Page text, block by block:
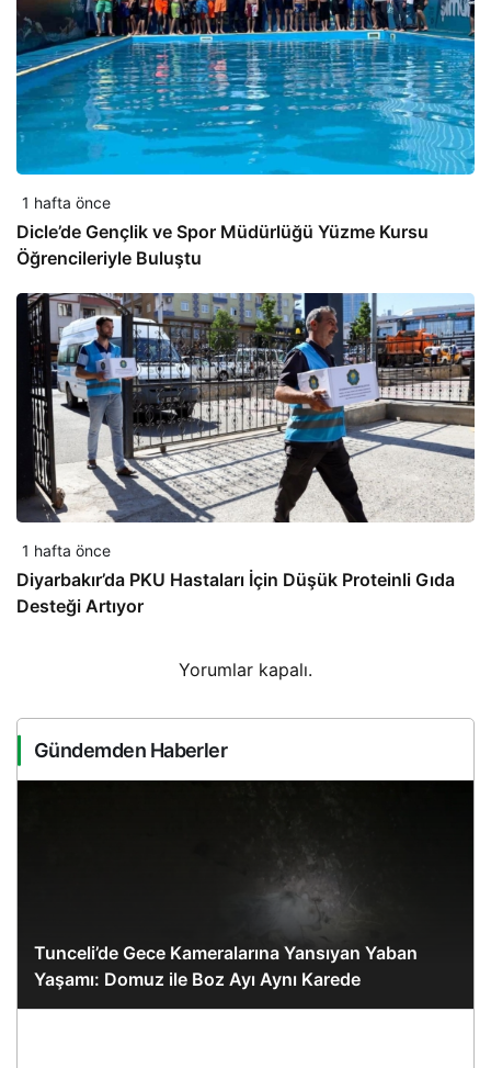
1 hafta önce
Dicle’de Gençlik ve Spor Müdürlüğü Yüzme Kursu
Öğrencileriyle Buluştu
1 hafta önce
Diyarbakır’da PKU Hastaları İçin Düşük Proteinli Gıda
Desteği Artıyor
Yorumlar kapalı.
Gündemden Haberler
Tunceli’de Gece Kameralarına Yansıyan Yaban
Yaşamı: Domuz ile Boz Ayı Aynı Karede